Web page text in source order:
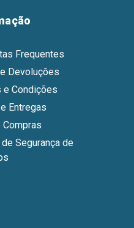
Frequentes
Devoluções
e Condições
Entregas
Compras
Segurança de